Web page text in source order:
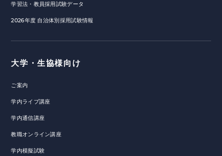
学習法・教員採用試験データ
2026年度 自治体別採用試験情報
大学・生協様向け
ご案内
学内ライブ講座
学内通信講座
教職オンライン講座
学内模擬試験